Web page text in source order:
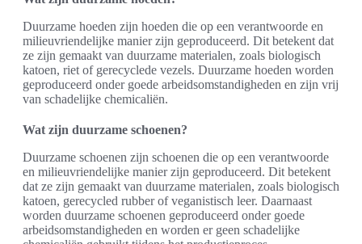
Duurzame hoeden zijn hoeden die op een verantwoorde en
milieuvriendelijke manier zijn geproduceerd. Dit betekent dat
ze zijn gemaakt van duurzame materialen, zoals biologisch
katoen, riet of gerecyclede vezels. Duurzame hoeden worden
geproduceerd onder goede arbeidsomstandigheden en zijn vrij
van schadelijke chemicaliën.
Wat zijn duurzame schoenen?
Duurzame schoenen zijn schoenen die op een verantwoorde
en milieuvriendelijke manier zijn geproduceerd. Dit betekent
dat ze zijn gemaakt van duurzame materialen, zoals biologisch
katoen, gerecycled rubber of veganistisch leer. Daarnaast
worden duurzame schoenen geproduceerd onder goede
arbeidsomstandigheden en worden er geen schadelijke